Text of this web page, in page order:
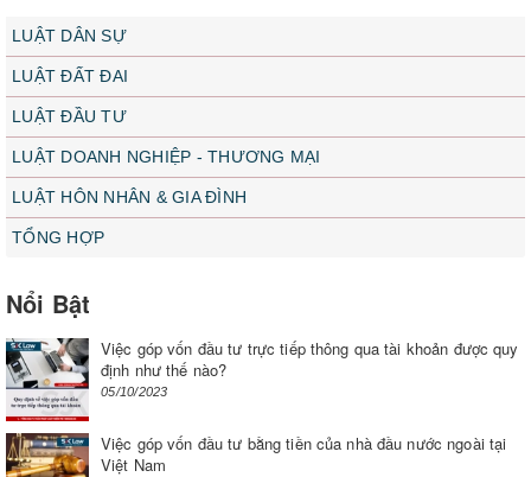
LUẬT DÂN SỰ
LUẬT ĐẤT ĐAI
LUẬT ĐẦU TƯ
LUẬT DOANH NGHIỆP - THƯƠNG MẠI
LUẬT HÔN NHÂN & GIA ĐÌNH
TỔNG HỢP
Nổi Bật
Việc góp vốn đầu tư trực tiếp thông qua tài khoản được quy
định như thế nào?
05/10/2023
Việc góp vốn đầu tư bằng tiền của nhà đầu nước ngoài tại
Việt Nam